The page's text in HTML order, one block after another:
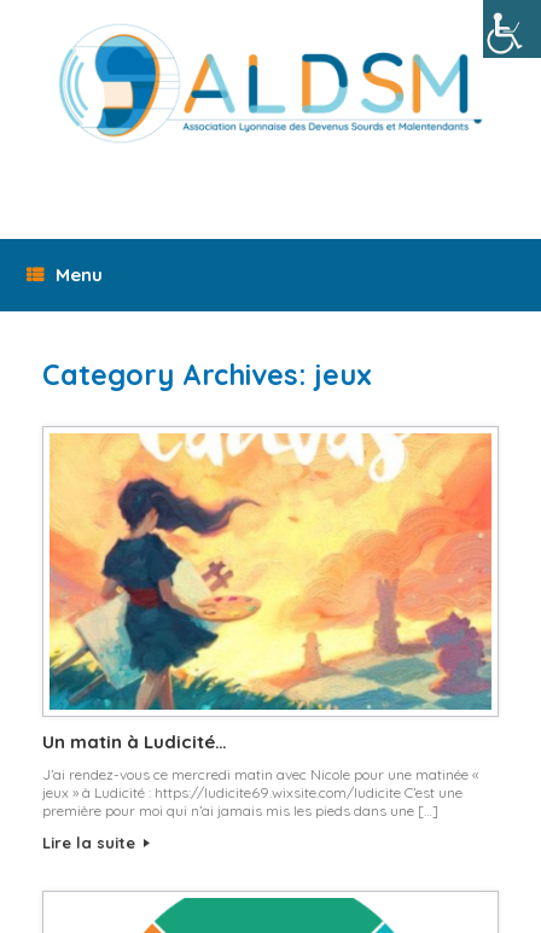
Menu
Category Archives: jeux
Un matin à Ludicité…
J’ai rendez-vous ce mercredi matin avec Nicole pour une matinée «
jeux » à Ludicité : https://ludicite69.wixsite.com/ludicite C’est une
première pour moi qui n’ai jamais mis les pieds dans une […]
Lire la suite